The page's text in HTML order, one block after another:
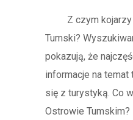
Z czym
Tumski?
pokazują, że
informacje na
się z turystyką. Co
Ostrowie